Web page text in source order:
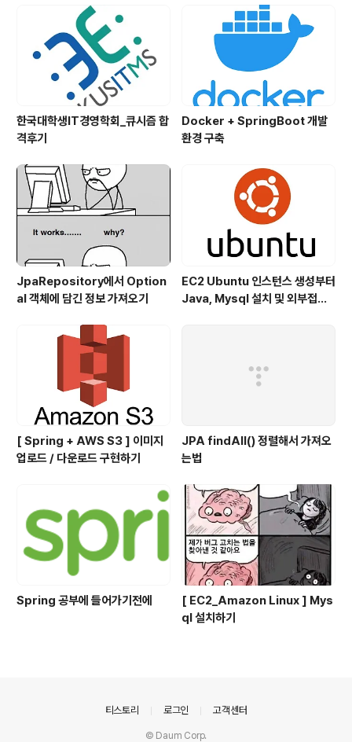
Sql 사용하는 방법을 알아보도록 하겠습니다. MySql은
정말 많은 사람들이 사용하는 DB인 것 같습니다. 이제 시
작하는 초보 개발자분들부터 상급 ..
한국대학생IT경영학회_큐시즘 합
격후기
Docker + SpringBoot 개발
환경 구축
JpaRepository에서 Option
al 객체에 담긴 정보 가져오기
EC2 Ubuntu 인스턴스 생성부터
Java, Mysql 설치 및 외부접속
[ Spring + AWS S3 ] 이미지
업로드 / 다운로드 구현하기
JPA findAll() 정렬해서 가져오
는법
Spring 공부에 들어가기전에
[ EC2_Amazon Linux ] Mys
ql 설치하기
티스토리 로그인 고객센터
© Daum Corp.